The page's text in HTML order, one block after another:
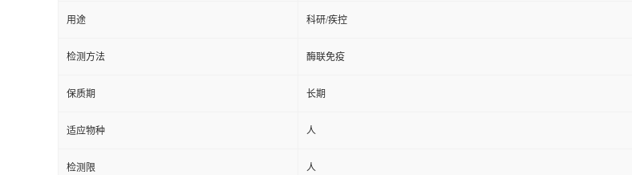
用途 科研/疾控
检测方法 酶联免疫
保质期 长期
适应物种 人
检测限 人